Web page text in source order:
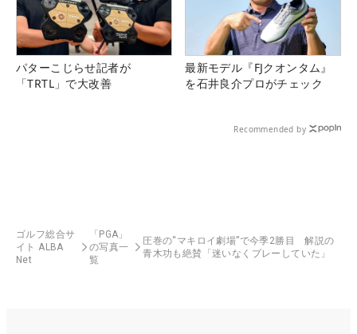
パターこじらせ記者が
「TRTL」で大改善
最新モデル『FJクオンタム』
を石井良介プロがチェック
Recommended by
ゴルフ総合サ
イト ALBA
Net
「PGA」
の写真一
覧
圧巻の“マキロイ劇場”で今季2勝目 解説の
青木功も絶賛「迷いなくプレーしていた」